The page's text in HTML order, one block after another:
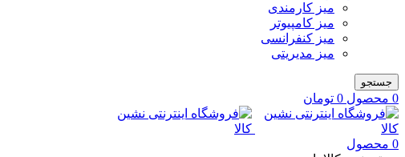
میز کارمندی
میز کامپیوتر
میز کنفرانسی
میز مدیریتی
جستجو
0 محصول 0 تومان
0 محصول